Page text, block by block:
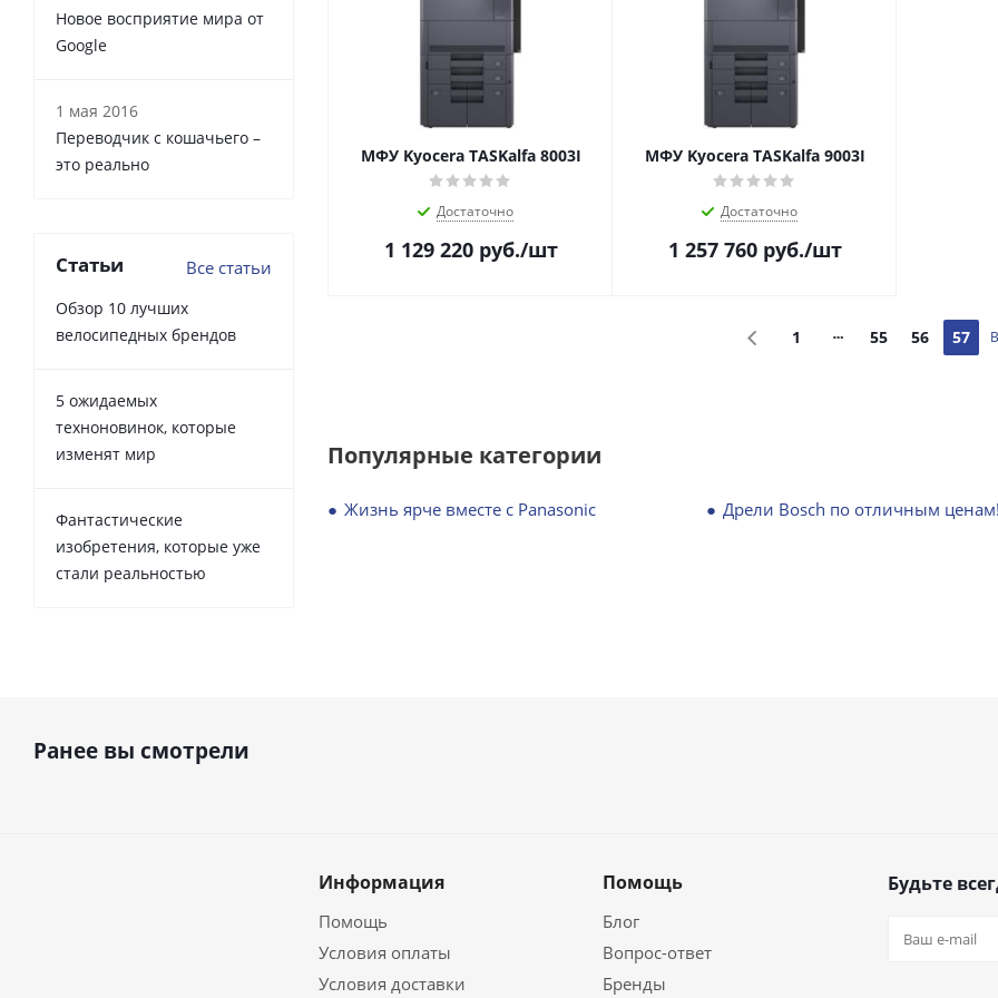
МФУ Kyocera TASKalfa 8003I
Достаточно
1 129 220руб./шт
МФУ Kyocera TASKalfa 9003I
Достаточно
1 257 760руб./шт
1 55 56 57
Популярные категории
Жизнь ярче вместе с Panasonic Дрели Bosch по отличным
Новое восприятие мира от
Google
1 мая 2016
Переводчик с кошачьего –
это реально
Статьи Все статьи
Обзор 10 лучших
велосипедных брендов
5 ожидаемых
техноновинок, которые
изменят мир
Фантастические
изобретения, которые уже
стали реальностью
Ранее вы смотрели
Информация
Помощь
Условия оплаты
Условия доставки
Помощь
Блог
Вопрос-ответ
Бренды
Будьте